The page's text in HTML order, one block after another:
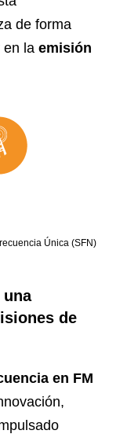
de forma
en la emisión
Única (SFN)
de
en FM